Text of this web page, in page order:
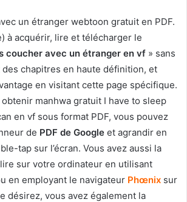
un étranger webtoon gratuit en PDF.
à acquérir, lire et télécharger le
coucher avec un étranger en vf » sans
chapitres en haute définition, et
en visitant cette page spécifique.
manhwa gratuit I have to sleep
en vf sous format PDF, vous pouvez
de PDF de Google et agrandir en
tap sur l’écran. Vous avez aussi la
sur votre ordinateur en utilisant
en employant le navigateur Phœnix sur
désirez, vous avez également la